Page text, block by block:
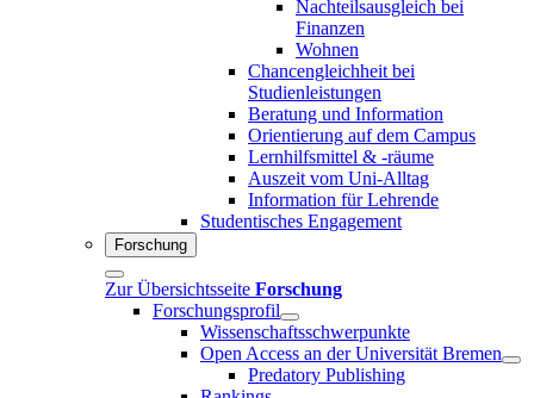
Nachteilsausgleich bei
Finanzen
Wohnen
Chancengleichheit bei
Studienleistungen
Beratung und Information
Orientierung auf dem Campus
Lernhilfsmittel & -räume
Auszeit vom Uni-Alltag
Information für Lehrende
Studentisches Engagement
Forschung
Zur Übersichtsseite Forschung
Forschungsprofil
Wissenschaftsschwerpunkte
Open Access an der Universität Bremen
Predatory Publishing